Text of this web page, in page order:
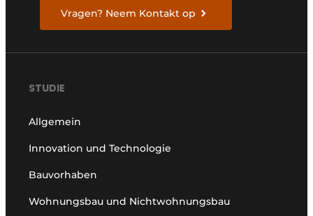
Vragen? Neem Kontakt op
STUDIE
Allgemein
Innovation und Technologie
Bauvorhaben
Wohnungsbau und Nichtwohnungsbau